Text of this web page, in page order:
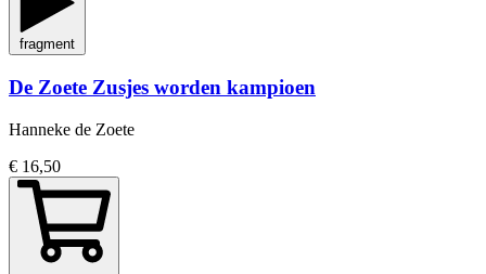
fragment
De Zoete Zusjes worden kampioen
Hanneke de Zoete
€ 16,50